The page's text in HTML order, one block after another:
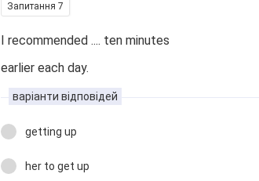
Запитання 7
I recommended .... ten minutes
earlier each day.
варіанти відповідей
getting up
her to get up